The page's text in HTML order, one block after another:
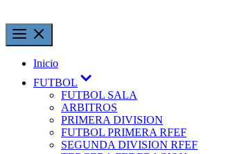
Inicio
FUTBOL
FUTBOL SALA
ARBITROS
PRIMERA DIVISION
FUTBOL PRIMERA RFEF
SEGUNDA DIVISION RFEF